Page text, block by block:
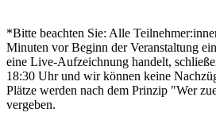
*Bitte beachten Sie: Alle
Minuten vor Beginn der Veranstaltung
eine Live-Aufzeichnung handelt,
18:30 Uhr und wir können keine
Plätze werden nach dem Prinzip "Wer
vergeben.